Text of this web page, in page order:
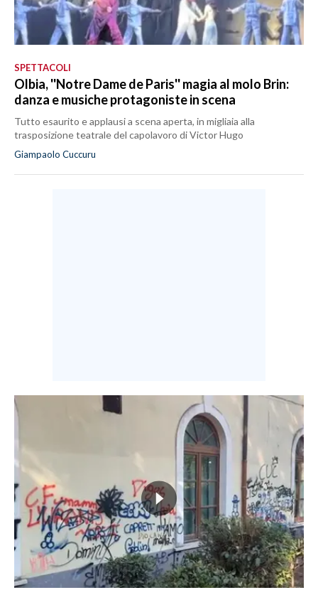
SPETTACOLI
Olbia, ''Notre Dame de Paris'' magia al molo Brin:
danza e musiche protagoniste in scena
Tutto esaurito e applausi a scena aperta, in migliaia alla
trasposizione teatrale del capolavoro di Victor Hugo
Giampaolo Cuccuru